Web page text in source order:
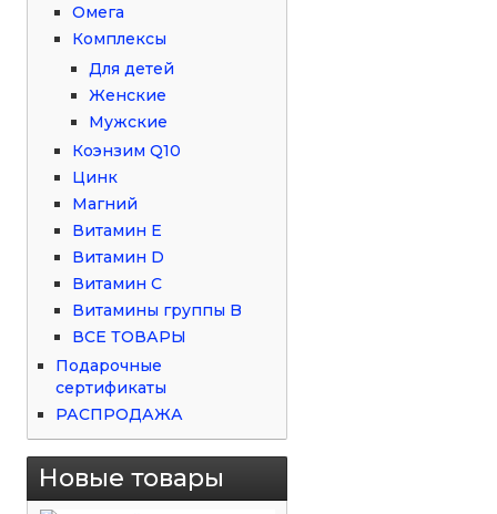
Омега
Комплексы
Для детей
Женские
Мужские
Коэнзим Q10
Цинк
Магний
Витамин Е
Витамин D
Витамин С
Витамины группы B
ВСЕ ТОВАРЫ
Подарочные
сертификаты
РАСПРОДАЖА
Новые товары